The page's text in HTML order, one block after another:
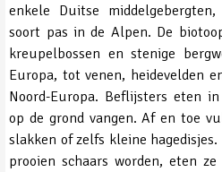
enkele Duitse
soort pas in de Alpen. De
kreupelbossen en stenige
Europa, tot venen, heidevelden
Noord-Europa. Beflijsters eten
op de grond vangen. Af en toe
slakken of zelfs kleine
prooien schaars worden, eten